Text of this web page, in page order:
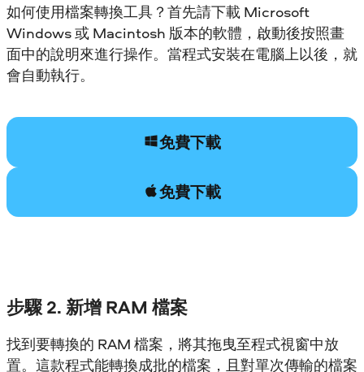
如何使用檔案轉換工具？首先請下載 Microsoft
Windows 或 Macintosh 版本的軟體，啟動後按照畫
面中的說明來進行操作。當程式安裝在電腦上以後，就
會自動執行。
免費下載
免費下載
步驟 2. 新增 RAM 檔案
找到要轉換的 RAM 檔案，將其拖曳至程式視窗中放
置。這款程式能轉換成批的檔案，且對單次傳輸的檔案